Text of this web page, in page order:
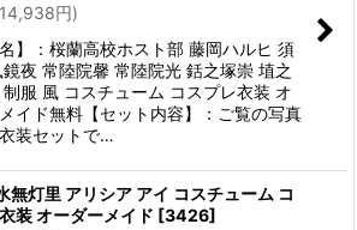
14,938円)
名】：桜蘭高校ホスト部 藤岡ハルヒ 須
夜 常陸院馨 常陸院光 銛之塚崇 埴之
服 風 コスチューム コスプレ衣装 オ
イド無料【セット内容】：ご覧の写真
装セットで…
無灯里 アリシア アイ コスチューム コ
装 オーダーメイド [3426]